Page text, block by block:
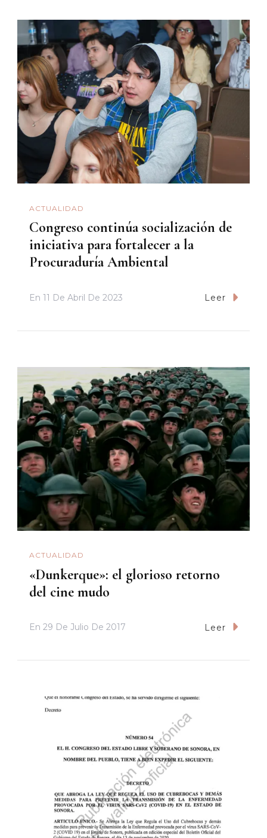
ACTUALIDAD
Congreso continúa socialización de
iniciativa para fortalecer a la
Procuraduría Ambiental
En 11 De Abril De 2023 Leer
ACTUALIDAD
«Dunkerque»: el glorioso retorno
del cine mudo
En 29 De Julio De 2017 Leer